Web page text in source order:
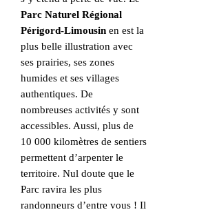
Parc Naturel Régional
Périgord-Limousin en est la
plus belle illustration avec
ses prairies, ses zones
humides et ses villages
authentiques. De
nombreuses activités y sont
accessibles. Aussi, plus de
10 000 kilomètres de sentiers
permettent d’arpenter le
territoire. Nul doute que le
Parc ravira les plus
randonneurs d’entre vous ! Il